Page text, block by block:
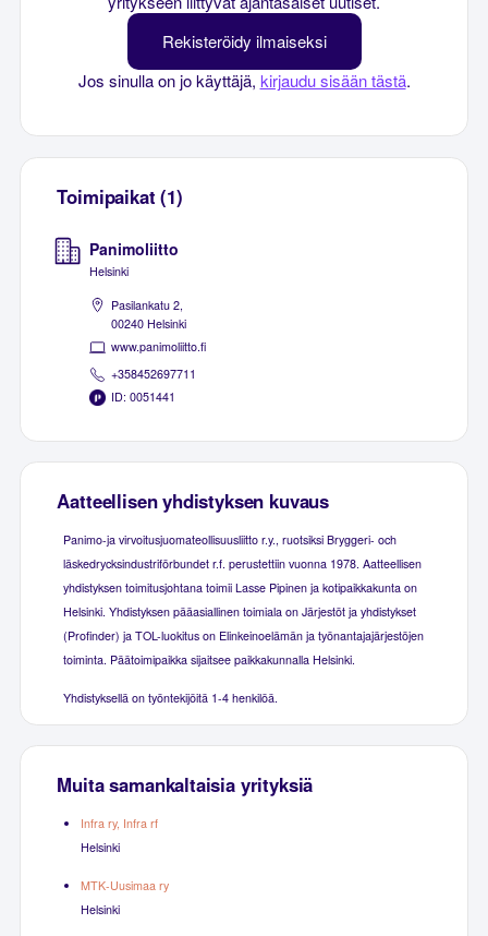
Rekisteröidy ilmaiseksi
Jos sinulla on jo käyttäjä, kirjaudu sisään tästä.
Toimipaikat (1)
Panimoliitto
Helsinki
Pasilankatu 2,
00240 Helsinki
www.panimoliitto.fi
+358452697711
ID: 0051441
Aatteellisen yhdistyksen kuvaus
Panimo-ja virvoitusjuomateollisuusliitto r.y., ruotsiksi Bryggeri- och
läskedrycksindustriförbundet r.f. perustettiin vuonna 1978. Aatteellisen
yhdistyksen toimitusjohtana toimii Lasse Pipinen ja kotipaikkakunta on
Helsinki. Yhdistyksen pääasiallinen toimiala on Järjestöt ja yhdistykset
(Profinder) ja TOL-luokitus on Elinkeinoelämän ja työnantajajärjestöjen
toiminta. Päätoimipaikka sijaitsee paikkakunnalla Helsinki.
Yhdistyksellä on työntekijöitä 1-4 henkilöä.
Muita samankaltaisia yrityksiä
Infra ry, Infra rf
Helsinki
MTK-Uusimaa ry
Helsinki